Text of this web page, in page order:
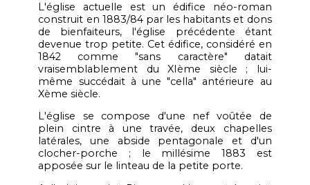
L'église actuelle est un édifice néo-roman
construit en 1883/84 par les habitants et dons
de bienfaiteurs, l'église précédente étant
devenue trop petite. Cet édifice, considéré en
1842 comme "sans caractère" datait
vraisemblablement du XIème siècle ; lui-
même succédait à une "cella" antérieure au
Xème siècle.
L'église se compose d'une nef voûtée de
plein cintre à une travée, deux chapelles
latérales, une abside pentagonale et d'un
clocher-porche ; le millésime 1883 est
apposée sur le linteau de la petite porte.